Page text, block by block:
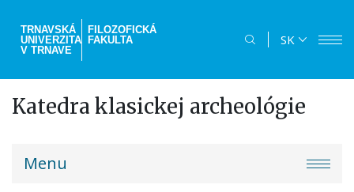
hlavný
TRNAVSKÁ
UNIVERZITA
V TRNAVE
FILOZOFICKÁ
FAKULTA
SK
Katedra klasickej archeológie
truni-
Menu